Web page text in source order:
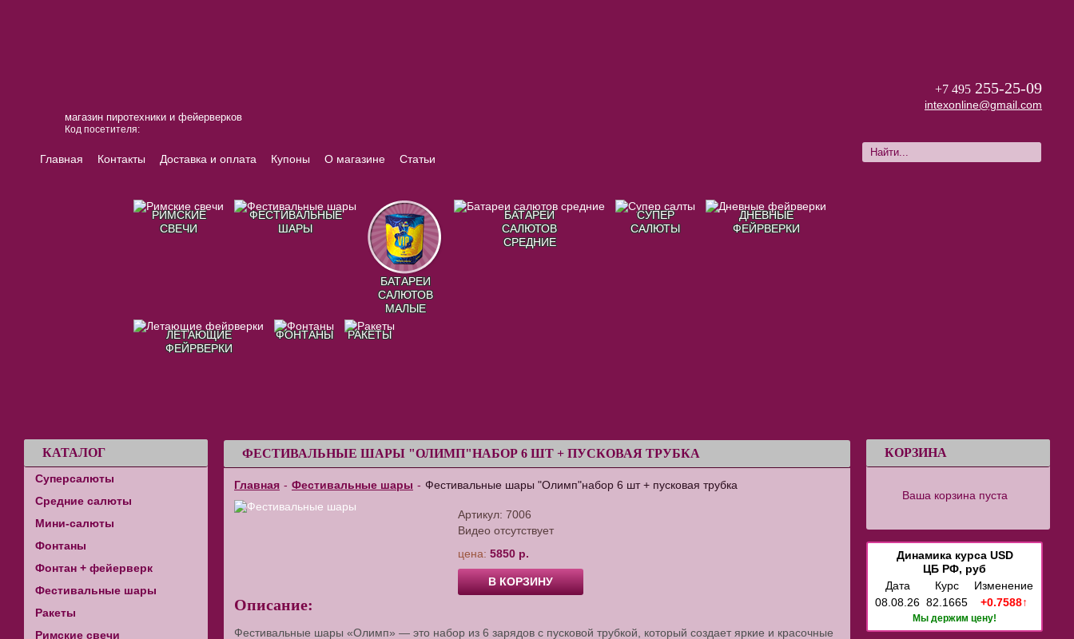
магазин пиротехники и фейерверков
Код посетителя:
Главная Контакты Доставка и оплата Купоны О магазине Статьи
+7 495 255-25-09
intexonline@gmail.com
РИМСКИЕ
СВЕЧИ
ФЕСТИВАЛЬНЫЕ
ШАРЫ
БАТАРЕИ
САЛЮТОВ
МАЛЫЕ
БАТАРЕИ
САЛЮТОВ
СРЕДНИЕ
СУПЕР
САЛЮТЫ
ДНЕВНЫЕ
ФЕЙРВЕРКИ
ЛЕТАЮЩИЕ
ФЕЙРВЕРКИ
ФОНТАНЫ РАКЕТЫ
КАТАЛОГ
Суперсалюты
Средние салюты
Мини-салюты
Фонтаны
Фонтан + фейерверк
Фестивальные шары
Ракеты
Римские свечи
ФЕСТИВАЛЬНЫЕ ШАРЫ "ОЛИМП"НАБОР 6 ШТ + ПУСКОВАЯ ТРУБКА
Главная - Фестивальные шары - Фестивальные шары "Олимп"набор 6 шт + пусковая трубка
Артикул: 7006
Видео отсутствует
цена: 5850 р.
В КОРЗИНУ
Описание:
Фестивальные шары «Олимп» — это набор из 6 зарядов с пусковой трубкой, который создает яркие и красочные
КОРЗИНА
Ваша корзина пуста
Динамика курса USD
ЦБ РФ, руб
Дата
Курс
Изменение
08.08.26 82.1665 +0.7588↑
Мы держим цену!